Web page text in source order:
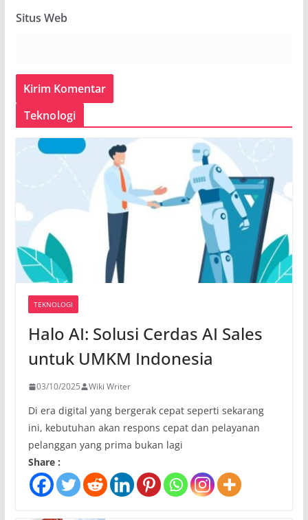
Situs Web
Teknologi
TEKNOLOGI
Halo AI: Solusi Cerdas AI Sales
untuk UMKM Indonesia
03/10/2025 Wiki Writer
Di era digital yang bergerak cepat seperti sekarang
ini, kebutuhan akan respons cepat dan pelayanan
pelanggan yang prima bukan lagi
Share :